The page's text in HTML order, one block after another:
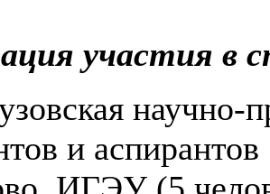
участия в
научно-
и